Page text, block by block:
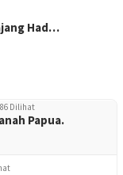
Had…
Dilihat
Papua.